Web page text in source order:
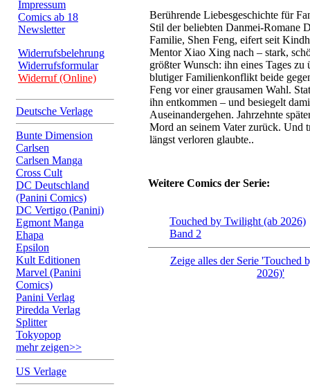
Impressum
Comics ab 18
Newsletter
Widerrufsbelehrung
Widerrufsformular
Widerruf (Online)
Deutsche Verlage
Bunte Dimension
Carlsen
Carlsen Manga
Cross Cult
DC Deutschland
(Panini Comics)
DC Vertigo (Panini)
Egmont Manga
Ehapa
Epsilon
Kult Editionen
Marvel (Panini
Comics)
Panini Verlag
Piredda Verlag
Splitter
Tokyopop
mehr zeigen>>
US Verlage
Berührende Liebesgeschichte für
Stil der beliebten Danmei-Romane
Familie, Shen Feng, eifert seit
Mentor Xiao Xing nach – stark,
größter Wunsch: ihn eines Tages
blutiger Familienkonflikt beide
Feng vor einer grausamen Wahl.
ihn entkommen – und besiegelt
Auseinandergehen. Jahrzehnte
Mord an seinem Vater zurück. Und
längst verloren glaubte..
Weitere Comics der Serie:
Touched by Twilight (ab 2026)
Band 2
Zeige alles der Serie 'Touched
2026)'